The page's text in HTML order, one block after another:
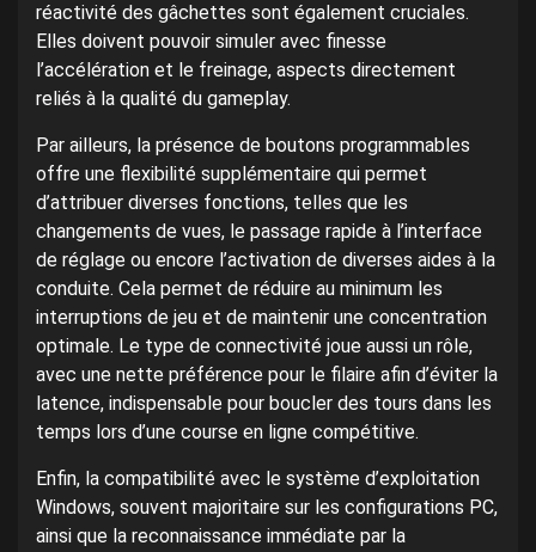
réactivité des gâchettes sont également cruciales.
Elles doivent pouvoir simuler avec finesse
l’accélération et le freinage, aspects directement
reliés à la qualité du gameplay.
Par ailleurs, la présence de boutons programmables
offre une flexibilité supplémentaire qui permet
d’attribuer diverses fonctions, telles que les
changements de vues, le passage rapide à l’interface
de réglage ou encore l’activation de diverses aides à la
conduite. Cela permet de réduire au minimum les
interruptions de jeu et de maintenir une concentration
optimale. Le type de connectivité joue aussi un rôle,
avec une nette préférence pour le filaire afin d’éviter la
latence, indispensable pour boucler des tours dans les
temps lors d’une course en ligne compétitive.
Enfin, la compatibilité avec le système d’exploitation
Windows, souvent majoritaire sur les configurations PC,
ainsi que la reconnaissance immédiate par la